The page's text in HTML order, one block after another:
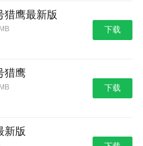
猎鹰最新版
下载
猎鹰
下载
新版